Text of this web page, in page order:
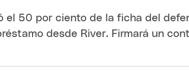
el 50 por ciento de la ficha del
desde River. Firmará un